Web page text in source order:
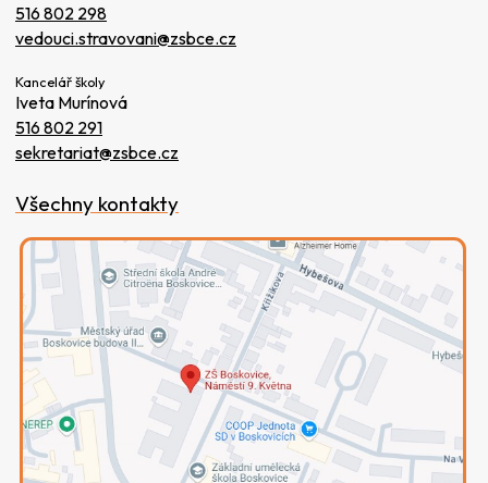
516 802 298
vedouci.stravovani@zsbce.cz
Kancelář školy
Iveta Murínová
516 802 291
sekretariat@zsbce.cz
Všechny kontakty